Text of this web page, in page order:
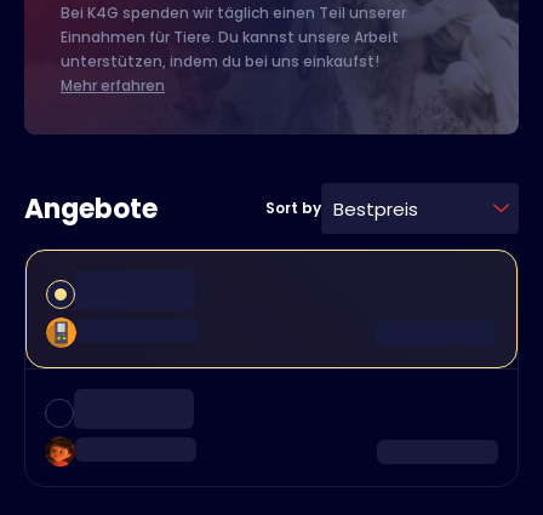
Bei K4G spenden wir täglich einen Teil unserer
Einnahmen für Tiere. Du kannst unsere Arbeit
unterstützen, indem du bei uns einkaufst!
Mehr erfahren
Angebote Sort by Bestpreis